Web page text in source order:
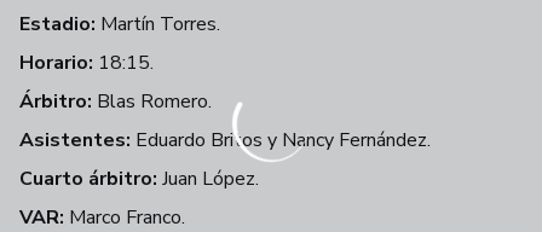
Estadio: Martín Torres.
Horario: 18:15.
Árbitro: Blas Romero.
Asistentes: Eduardo Britos y Nancy Fernández.
Cuarto árbitro: Juan López.
VAR: Marco Franco.